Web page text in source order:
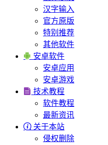
汉字输入
官方原版
特别推荐
其他软件
 安卓软件
安卓应用
安卓游戏
 技术教程
软件教程
最新资讯
 关于本站
侵权删除